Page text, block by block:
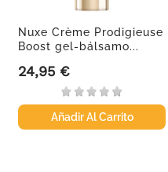
Nuxe Crème Prodigieuse
Boost gel-bálsamo...
Precio
24,95 €
Añadir Al Carrito